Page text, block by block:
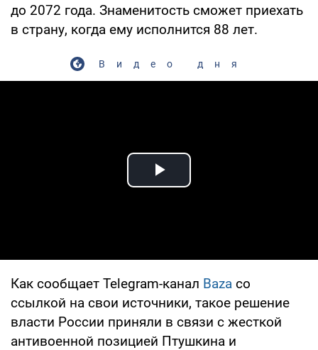
до 2072 года. Знаменитость сможет приехать
в страну, когда ему исполнится 88 лет.
Видео дня
Play Video
Как сообщает Telegram-канал Baza со
ссылкой на свои источники, такое решение
власти России приняли в связи с жесткой
антивоенной позицией Птушкина и